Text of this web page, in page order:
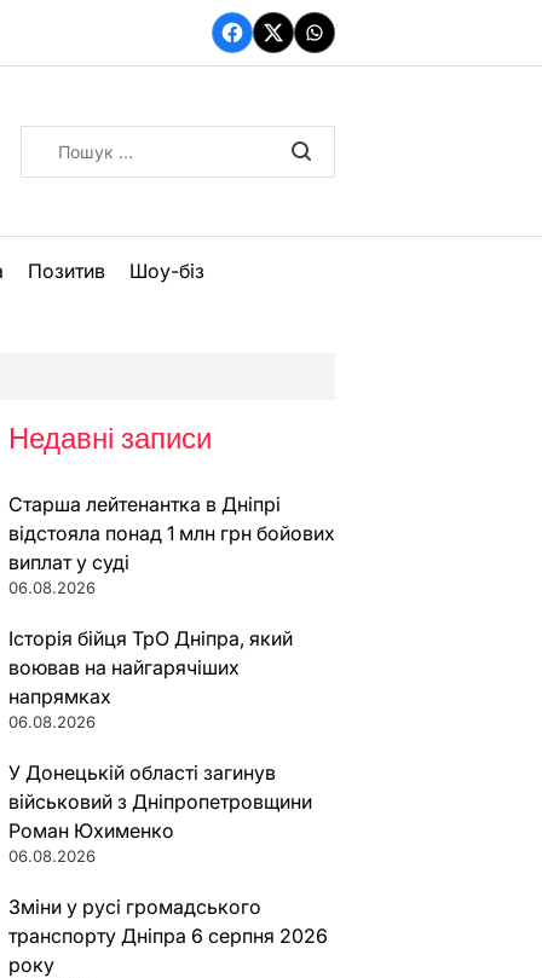
Facebook
TwitterWhatsApp
Позитив Шоу-біз
Недавні записи
Старша лейтенантка в Дніпрі
відстояла понад 1 млн грн бойових
виплат у суді
06.08.2026
Історія бійця ТрО Дніпра, який
воював на найгарячіших
напрямках
06.08.2026
У Донецькій області загинув
військовий з Дніпропетровщини
Роман Юхименко
06.08.2026
Зміни у русі громадського
транспорту Дніпра 6 серпня 2026
року